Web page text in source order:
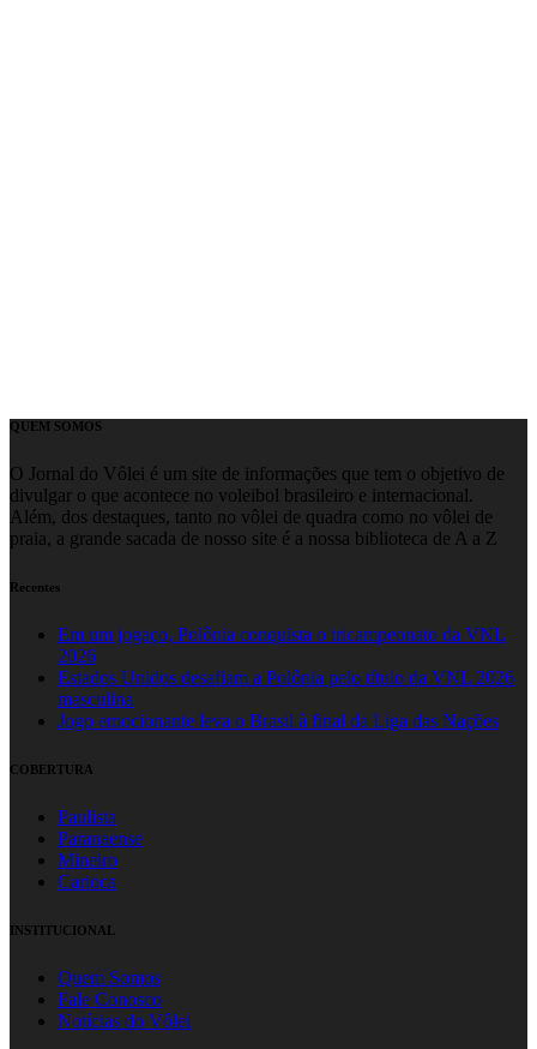
QUEM SOMOS
O Jornal do Vôlei é um site de informações que tem o objetivo de
divulgar o que acontece no voleibol brasileiro e internacional.
Além, dos destaques, tanto no vôlei de quadra como no vôlei de
praia, a grande sacada de nosso site é a nossa biblioteca de A a Z
Recentes
Em um jogaço, Polônia conquista o tricampeonato da VNL
2026
Estados Unidos desafiam a Polônia pelo título da VNL 2026
masculina
Jogo emocionante leva o Brasil à final da Liga das Nações
COBERTURA
Paulista
Paranaense
Mineiro
Carioca
INSTITUCIONAL
Quem Somos
Fale Conosco
Notícias do Vôlei